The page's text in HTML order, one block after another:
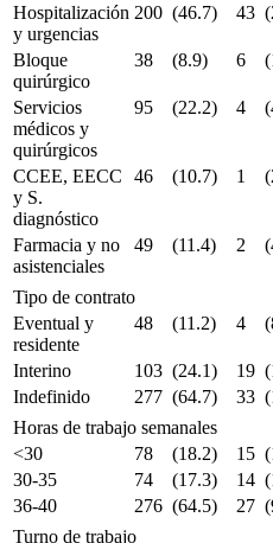
Hospitalización
y urgencias
200 (46.7) 43
Bloque
quirúrgico
38 (8.9) 6
Servicios
médicos y
quirúrgicos
95 (22.2) 4
CCEE, EECC
y S.
diagnóstico
46 (10.7) 1
Farmacia y no
asistenciales
49 (11.4) 2
Tipo de contrato
Eventual y
residente
48 (11.2) 4
Interino 103 (24.1) 19
Indefinido
277 (64.7) 33
Horas de trabajo semanales
<30
78 (18.2) 15
30-35
74 (17.3) 14
36-40
276 (64.5) 27
Turno de trabajo